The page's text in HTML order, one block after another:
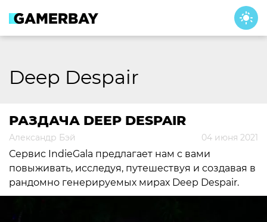
content
Deep Despair
РАЗДАЧА DEEP DESPAIR
Александр Бэй 04 июня 2021
Сервис IndieGala предлагает нам с вами
повыживать, исследуя, путешествуя и создавая в
рандомно генерируемых мирах Deep Despair.